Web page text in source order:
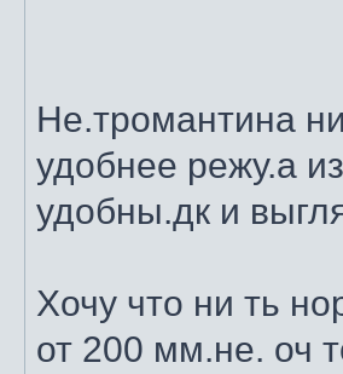
Не.тромантина
удобнее режу.а
удобны.дк и
Хочу что ни ть
от 200 мм.не. оч